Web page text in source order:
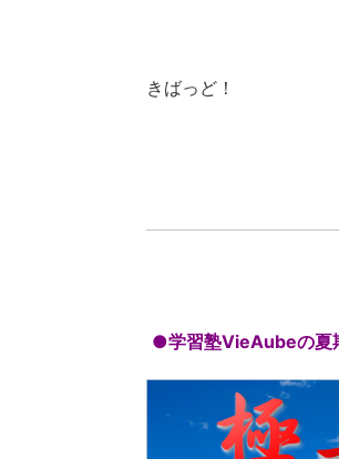
きばっど！
●学習塾VieAubeの